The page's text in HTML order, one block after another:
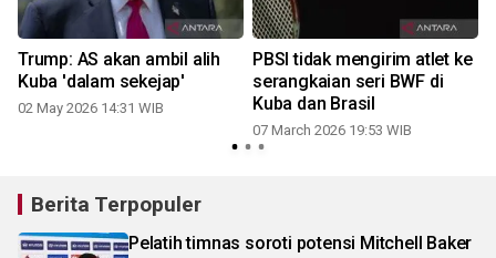
Trump: AS akan ambil alih
Kuba 'dalam sekejap'
02 May 2026 14:31 WIB
PBSI tidak mengirim atlet ke
serangkaian seri BWF di
Kuba dan Brasil
07 March 2026 19:53 WIB
Berita Terpopuler
Pelatih timnas soroti potensi Mitchell Baker